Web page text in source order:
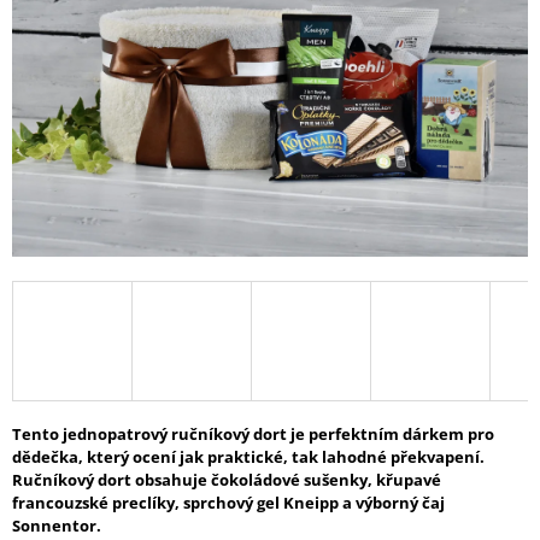
hvězdiček.
Tento jednopatrový ručníkový dort je perfektním dárkem pro
dědečka, který ocení jak praktické, tak lahodné překvapení.
Ručníkový dort obsahuje čokoládové sušenky, křupavé
francouzské preclíky, sprchový gel Kneipp a výborný čaj
Sonnentor.
A
T
?
HLEDAT
O
P
O
R
U
Č